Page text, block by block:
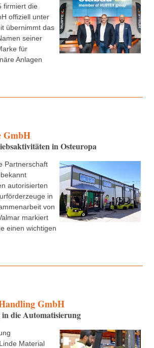
firmiert die
offiziell unter
übernimmt das
seiner
für
Anlagen
GmbH
in Osteuropa
Partnerschaft
autorisierten
in
von
markiert
einen wichtigen
GmbH
die Automatisierung
Material